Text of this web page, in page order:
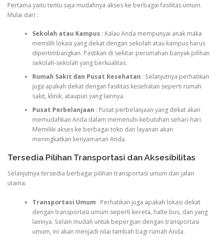
Pertama yaitu tentu saja mudahnya akses ke berbagai fasilitas umum.
Mulai dari :
Sekolah atau Kampus : Kalau Anda mempunyai anak maka
memilih lokasi yang dekat dengan sekolah atau kampus harus
dipertimbangkan. Pastikan di sekitar perumahan banyak pilihan
sekolah-sekolah yang berkualitas.
Rumah Sakit dan Pusat Kesehatan : Selanjutnya perhatikan
juga apakah dekat dengan fasilitas kesehatan seperti rumah
sakit, klinik, ataupun yang lainnya.
Pusat Perbelanjaan : Pusat perbelanjaan yang dekat akan
memudahkan Anda dalam memenuhi kebutuhan sehari-hari.
Memiliki akses ke berbagai toko dan layanan akan
meningkatkan kenyamanan Anda.
Tersedia Pilihan Transportasi dan Aksesibilitas
Selanjutnya tersedia berbagai pilihan transportasi umum dan jalan
utama.
Transportasi Umum : Perhatikan juga apakah lokasi dekat
dengan transportasi umum seperti kereta, halte bus, dan yang
lainnya. Selain mudah untuk bepergian dengan transportasi
umum, ini akan menjadi nilai tambah bagi rumah Anda.